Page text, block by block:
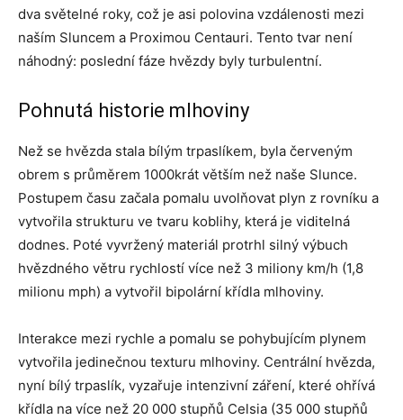
dva světelné roky, což je asi polovina vzdálenosti mezi
naším Sluncem a Proximou Centauri. Tento tvar není
náhodný: poslední fáze hvězdy byly turbulentní.
Pohnutá historie mlhoviny
Než se hvězda stala bílým trpaslíkem, byla červeným
obrem s průměrem 1000krát větším než naše Slunce.
Postupem času začala pomalu uvolňovat plyn z rovníku a
vytvořila strukturu ve tvaru koblihy, která je viditelná
dodnes. Poté vyvržený materiál protrhl silný výbuch
hvězdného větru rychlostí více než 3 miliony km/h (1,8
milionu mph) a vytvořil bipolární křídla mlhoviny.
Interakce mezi rychle a pomalu se pohybujícím plynem
vytvořila jedinečnou texturu mlhoviny. Centrální hvězda,
nyní bílý trpaslík, vyzařuje intenzivní záření, které ohřívá
křídla na více než 20 000 stupňů Celsia (35 000 stupňů